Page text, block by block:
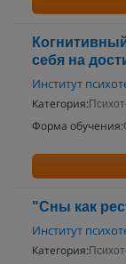
себя на
Институт
Категория:
Форма обучения:
"Сны как
Институт
Категория: